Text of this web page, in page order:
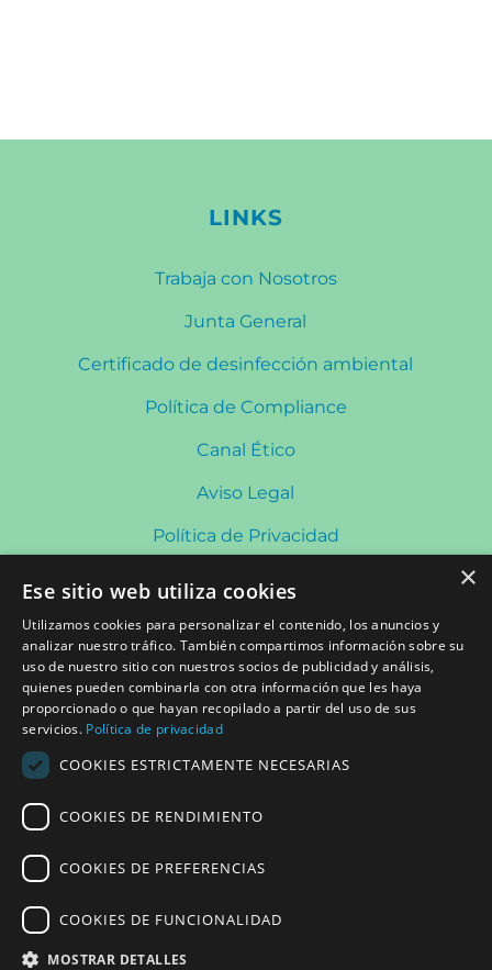
LINKS
Trabaja con Nosotros
Junta General
Certificado de desinfección ambiental
Política de Compliance
Canal Ético
Aviso Legal
Política de Privacidad
Política de Cookies
Política de Redes Sociales
CONTACTO
Plaza Saint Herblain, s/n 08840 Viladecans
Lunes a Viernes de 8:00 a 20:30h Sábados: 9:00 a
×
Ese sitio web utiliza cookies
Utilizamos cookies para personalizar el contenido, los anuncios y
analizar nuestro tráfico. También compartimos información sobre su
uso de nuestro sitio con nuestros socios de publicidad y análisis,
quienes pueden combinarla con otra información que les haya
proporcionado o que hayan recopilado a partir del uso de sus
servicios. Política de privacidad
COOKIES ESTRICTAMENTE NECESARIAS
COOKIES DE RENDIMIENTO
COOKIES DE PREFERENCIAS
COOKIES DE FUNCIONALIDAD
MOSTRAR DETALLES